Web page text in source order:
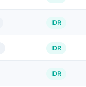
IDR
IDR
IDR